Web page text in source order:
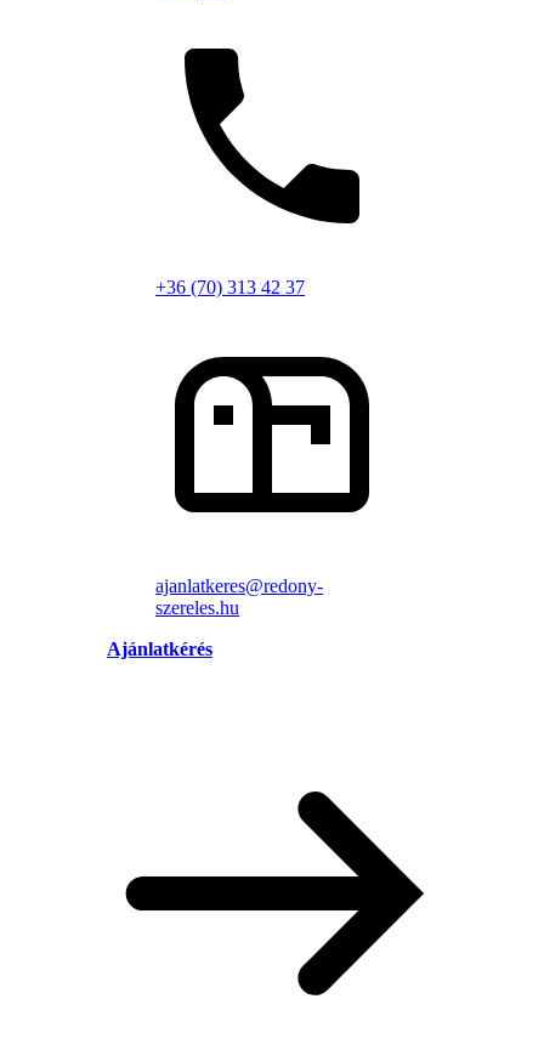
+36 (70) 313 42 37
ajanlatkeres@redony-
szereles.hu
Ajánlatkérés